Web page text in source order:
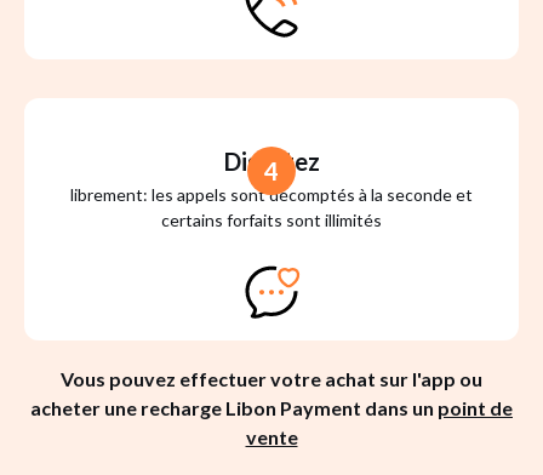
Discutez
librement: les appels sont décomptés à la seconde et
certains forfaits sont illimités
4
Vous pouvez effectuer votre achat sur l'app ou
acheter une recharge Libon Payment dans un point de
vente